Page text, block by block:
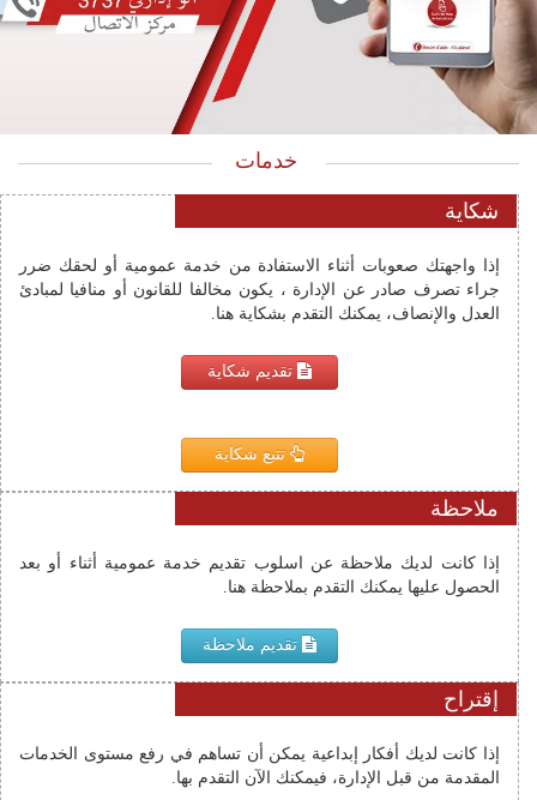
خدمات
شكاية
إذا واجهتك صعوبات أثناء الاستفادة من خدمة عمومية أو لحقك ضرر
جراء تصرف صادر عن الإدارة ، يكون مخالفا للقانون أو منافيا لمبادئ
العدل والإنصاف، يمكنك التقدم بشكاية هنا.
تقديم شكاية
تتبع شكاية
ملاحظة
الحصول عليها يمكنك التقدم بملاحظة هنا.
تقديم ملاحظة
إقتراح
المقدمة من قبل الإدارة، فيمكنك الآن التقدم بها.